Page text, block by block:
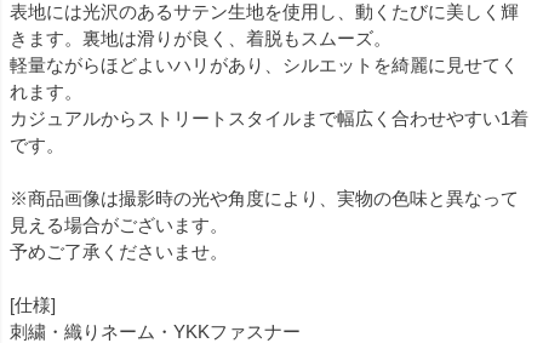
表地には光沢のあるサテン生地を使用し、動くたびに美しく輝
きます。裏地は滑りが良く、着脱もスムーズ。
軽量ながらほどよいハリがあり、シルエットを綺麗に見せてく
れます。
カジュアルからストリートスタイルまで幅広く合わせやすい1着
です。
※商品画像は撮影時の光や角度により、実物の色味と異なって
見える場合がございます。
予めご了承くださいませ。
[仕様]
刺繍・織りネーム・YKKファスナー